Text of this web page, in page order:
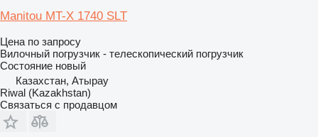
Manitou MT-X 1740 SLT
Цена по запросу
Вилочный погрузчик - телескопический погрузчик
Состояние новый
Казахстан, Атырау
Riwal (Kazakhstan)
Связаться с продавцом